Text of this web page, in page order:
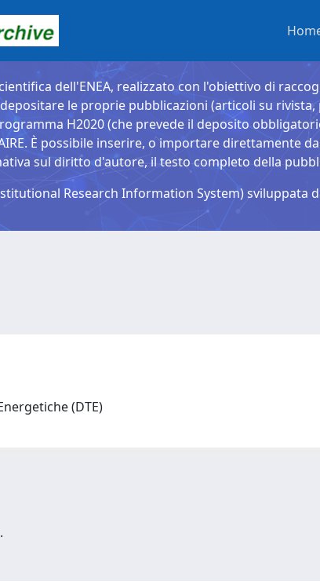
dell'ENEA, realizzato con l'obiettivo di
le proprie pubblicazioni (articoli su
H2020 (che prevede il deposito
È possibile inserire, o importare direttamente
sul diritto d'autore, il testo completo della
Research Information System) sviluppata
(DTE)